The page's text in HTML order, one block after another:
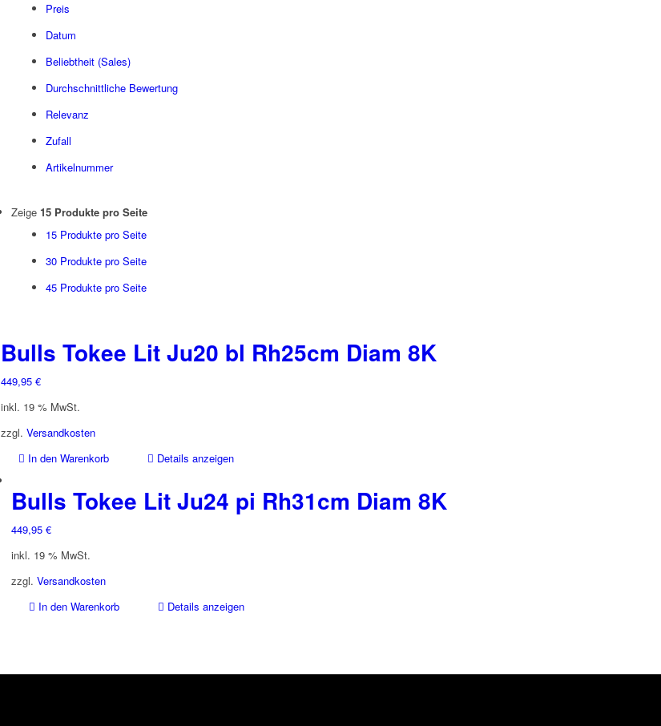
Preis
Datum
Beliebtheit (Sales)
Durchschnittliche Bewertung
Relevanz
Zufall
Artikelnummer
Zeige 15 Produkte pro Seite
15 Produkte pro Seite
30 Produkte pro Seite
45 Produkte pro Seite
Bulls Tokee Lit Ju20 bl Rh25cm Diam 8K
449,95 €
inkl. 19 % MwSt.
zzgl. Versandkosten
In den Warenkorb
Details anzeigen
Bulls Tokee Lit Ju24 pi Rh31cm Diam 8K
449,95 €
inkl. 19 % MwSt.
zzgl. Versandkosten
In den Warenkorb
Details anzeigen